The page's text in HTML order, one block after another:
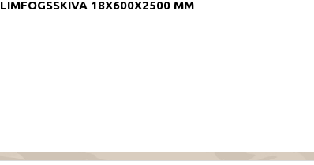
LIMFOGSSKIVA 18X600X2500 MM